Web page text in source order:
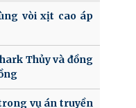
vòi xịt cao áp
Thủy và đồng
vụ án truyền